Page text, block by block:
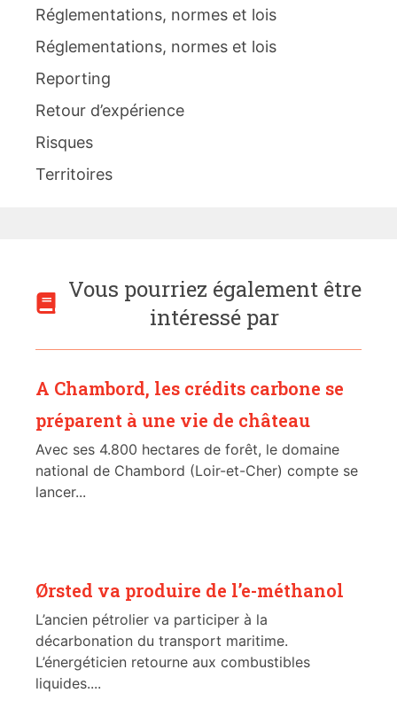
Réglementations, normes et lois
Réglementations, normes et lois
Reporting
Retour d’expérience
Risques
Territoires
Vous pourriez également être
intéressé par
A Chambord, les crédits carbone se
préparent à une vie de château
Avec ses 4.800 hectares de forêt, le domaine
national de Chambord (Loir-et-Cher) compte se
lancer...
Ørsted va produire de l’e-méthanol
L’ancien pétrolier va participer à la
décarbonation du transport maritime.
L’énergéticien retourne aux combustibles
liquides....